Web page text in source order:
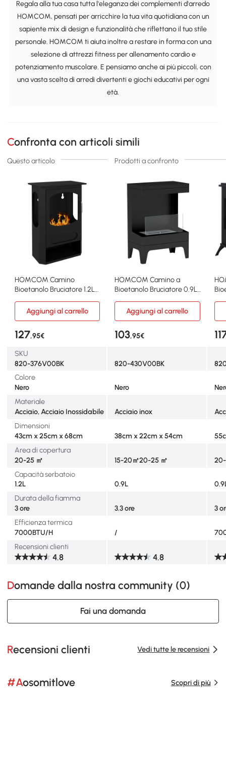
Regala alla tua casa tutta l'eleganza dei complementi d'arredo
HOMCOM, pensati per arricchire la tua vita quotidiana con un
sapiente mix di design e funzionalità che riflettano il tuo stile
personale. HOMCOM ti aiuta inoltre a restare in forma con una
selezione di attrezzi fitness per allenamento cardio e
potenziamento muscolare. E pensiamo anche ai più piccoli, con
una vasta scelta di arredi divertenti e giochi educativi per ogni
età.
Confronta con articoli simili
Questo articolo Prodotti a confronto
HOMCOM Camino
Bioetanolo Bruciatore 1.2L
HOMCOM Camino a
Bioetanolo Bruciatore 0.9L
Aggiungi al carrello
Aggiungi al carrello
127,95€ 103,95€
SKU
820-376V00BK
820-430V00BK
Colore
Nero
Nero
Materiale
Acciaio, Acciaio Inossidabile
Acciaio inox
Dimensioni
43cm x 25cm x 68cm
38cm x 22cm x 54cm
Area di copertura
20-25 ㎡
15-20㎡20-25 ㎡
Capacità serbatoio
1.2L
0.9L
Durata della fiamma
3 ore
3.3 ore
3
Efficienza termica
7000BTU/H
/
Recensioni clienti
4.8 4.8
Domande dalla nostra community (0)
Fai una domanda
Recensioni clienti Vedi tutte le recensioni
#Aosomitlove Scopri di più